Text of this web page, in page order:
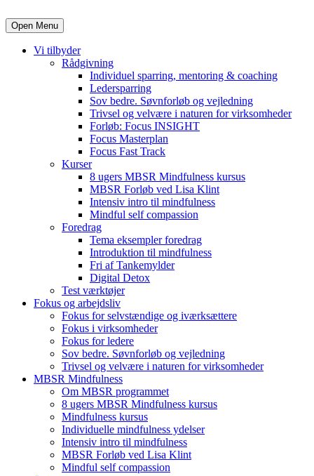
Open Menu
Vi tilbyder
Rådgivning
Individuel sparring, mentoring & coaching
Ledersparring
Sov bedre. Søvnforløb og vejledning
Trivsel og velvære i naturen for virksomheder
Forløb: Focus INSIGHT
Focus Masterplan
Focus Fast Track
Kurser
8 ugers MBSR Mindfulness kursus
MBSR Forløb ved Lisa Klint
Intensiv intro til mindfulness
Mindful self compassion
Foredrag
Tema eksempler foredrag
Introduktion til mindfulness
Fri af Tankemylder
Digital Detox
Test værktøjer
Fokus og arbejdsliv
Fokus for selvstændige og iværksættere
Fokus i virksomheder
Fokus for ledere
Sov bedre. Søvnforløb og vejledning
Trivsel og velvære i naturen for virksomheder
MBSR Mindfulness
Om MBSR programmet
8 ugers MBSR Mindfulness kursus
Mindfulness kursus
Individuelle mindfulness ydelser
Intensiv intro til mindfulness
MBSR Forløb ved Lisa Klint
Mindful self compassion